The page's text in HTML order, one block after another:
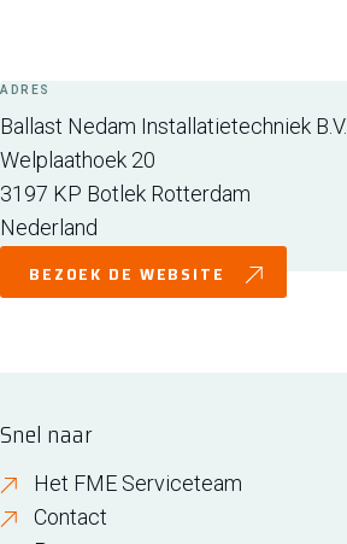
ADRES
Ballast Nedam Installatietechniek B.V.
Welplaathoek 20
3197 KP Botlek Rotterdam
Nederland
BEZOEK DE WEBSITE
Snel naar
Het FME Serviceteam
Contact